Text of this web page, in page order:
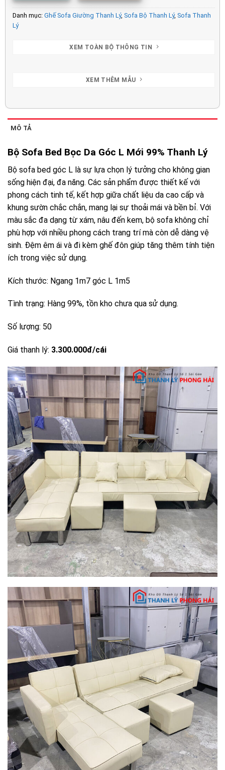
Danh mục: Ghế Sofa Giường Thanh Lý, Sofa Bộ Thanh Lý, Sofa Thanh
Lý
XEM TOÀN BỘ THÔNG TIN
XEM THÊM MẪU
MÔ TẢ
Bộ Sofa Bed Bọc Da Góc L Mới 99% Thanh Lý
Bộ sofa bed góc L là sự lựa chọn lý tưởng cho không gian
sống hiện đại, đa năng. Các sản phẩm được thiết kế với
phong cách tinh tế, kết hợp giữa chất liệu da cao cấp và
khung sườn chắc chắn, mang lại sự thoải mái và bền bỉ. Với
màu sắc đa dạng từ xám, nâu đến kem, bộ sofa không chỉ
phù hợp với nhiều phong cách trang trí mà còn dễ dàng vệ
sinh. Đệm êm ái và đi kèm ghế đôn giúp tăng thêm tính tiện
ích trong việc sử dụng.
Kích thước: Ngang 1m7 góc L 1m5
Tình trạng: Hàng 99%, tồn kho chưa qua sử dụng.
Số lượng: 50
Giá thanh lý: 3.300.000đ/cái